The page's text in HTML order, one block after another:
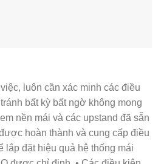
luôn cần xác minh các điều
bất kỳ bất ngờ không mong
nền mái và các upstand đã sẵn
hoàn thành và cung cấp điều
lắp đặt hiệu quả hệ thống mái